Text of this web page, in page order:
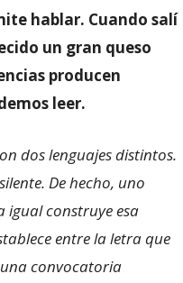
hablar. Cuando salí
un gran queso
producen
leer.
dos lenguajes distintos.
De hecho, uno
igual construye esa
entre la letra que
convocatoria